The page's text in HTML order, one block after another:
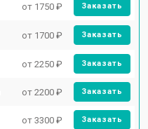
от 1750 ₽ Заказать
от 1700 ₽ Заказать
от 2250 ₽ Заказать
от 2200 ₽ Заказать
от 3300 ₽ Заказать